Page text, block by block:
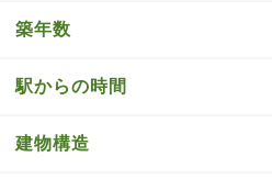
築年数
駅からの時間
建物構造